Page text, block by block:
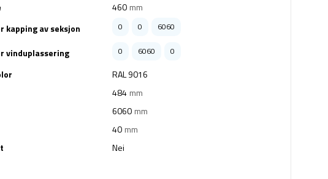
460 mm
kapping av seksjon
0 0 6060
vinduplassering 0 6060 0
RAL 9016
484 mm
6060 mm
40 mm
Nei